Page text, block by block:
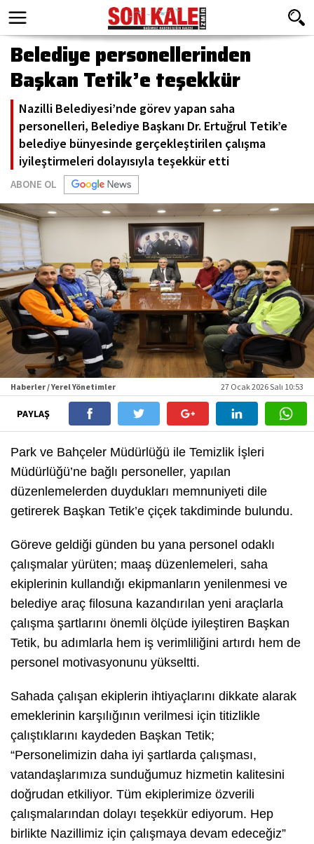
Belediye personellerinden
Başkan Tetik’e teşekkür
Nazilli Belediyesi’nde görev yapan saha
personelleri, Belediye Başkanı Dr. Ertuğrul Tetik’e
belediye bünyesinde gerçekleştirilen çalışma
iyileştirmeleri dolayısıyla teşekkür etti
ABONE OL
Haberler / Yerel Yönetimler 27 Ocak 2026 Salı 10:53
PAYLAŞ
Park ve Bahçeler Müdürlüğü ile Temizlik İşleri
Müdürlüğü’ne bağlı personeller, yapılan
düzenlemelerden duydukları memnuniyeti dile
getirerek Başkan Tetik’e çiçek takdiminde bulundu.
Göreve geldiği günden bu yana personel odaklı
çalışmalar yürüten; maaş düzenlemeleri, saha
ekiplerinin kullandığı ekipmanların yenilenmesi ve
belediye araç filosuna kazandırılan yeni araçlarla
çalışma şartlarını önemli ölçüde iyileştiren Başkan
Tetik, bu adımlarla hem iş verimliliğini artırdı hem de
personel motivasyonunu yükseltti.
Sahada çalışan ekiplerin ihtiyaçlarını dikkate alarak
emeklerinin karşılığının verilmesi için titizlikle
çalıştıklarını kaydeden Başkan Tetik;
“Personelimizin daha iyi şartlarda çalışması,
vatandaşlarımıza sunduğumuz hizmetin kalitesini
doğrudan etkiliyor. Tüm ekiplerimize özverili
çalışmalarından dolayı teşekkür ediyorum. Hep
birlikte Nazillimiz için çalışmaya devam edeceğiz”